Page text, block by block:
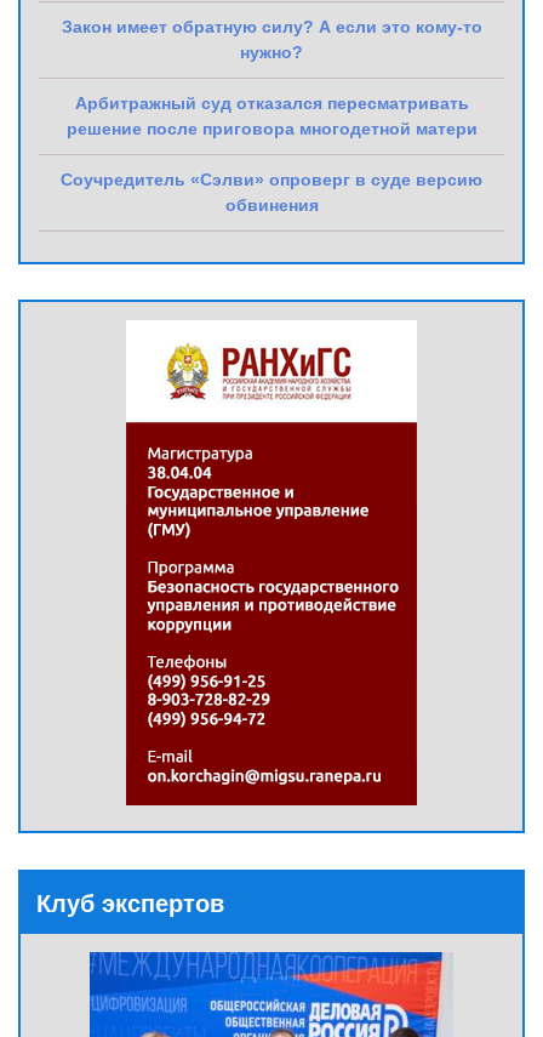
Закон имеет обратную силу? А если это кому-то
нужно?
Арбитражный суд отказался пересматривать
решение после приговора многодетной матери
Соучредитель «Сэлви» опроверг в суде версию
обвинения
Клуб экспертов